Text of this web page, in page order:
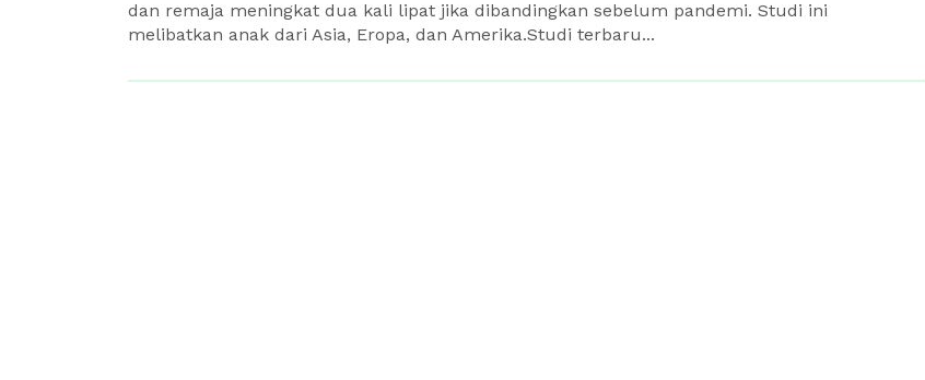
dan remaja meningkat dua kali lipat jika dibandingkan sebelum pandemi. Studi ini
melibatkan anak dari Asia, Eropa, dan Amerika.Studi terbaru...